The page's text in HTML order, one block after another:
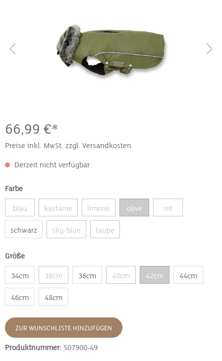
66,99 €*
Preise inkl. MwSt. zzgl. Versandkosten
Derzeit nicht verfügbar
Farbe
blau kastanie limone olive rot
schwarz sky-blue taupe
Größe
34cm 36cm 38cm 40cm 42cm 44cm
46cm 48cm
ZUR WUNSCHLISTE HINZUFÜGEN
Produktnummer: 507900-49